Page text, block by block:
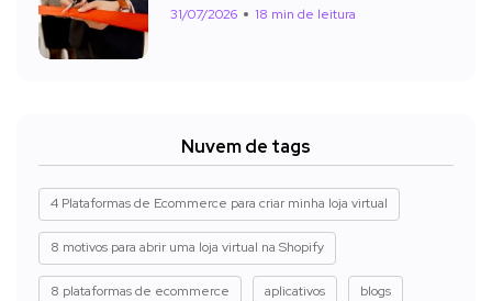
31/07/2026 18 min de leitura
Nuvem de tags
4 Plataformas de Ecommerce para criar minha loja virtual
8 motivos para abrir uma loja virtual na Shopify
8 plataformas de ecommerce aplicativos blogs